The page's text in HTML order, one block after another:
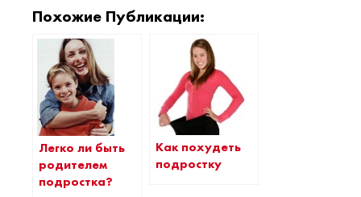
Похожие Публикации:
Легко ли быть
родителем
подростка?
Как похудеть
подростку